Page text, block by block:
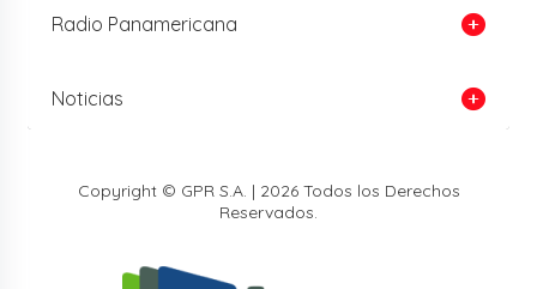
Radio Panamericana
Noticias
Copyright © GPR S.A. | 2026 Todos los Derechos
Reservados.